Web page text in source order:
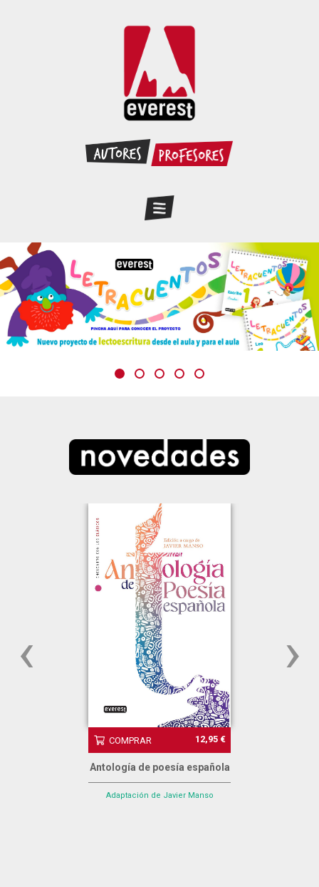
COMPRAR 12,95 €
Antología de poesía española
Adaptación de Javier Manso
‹ ›